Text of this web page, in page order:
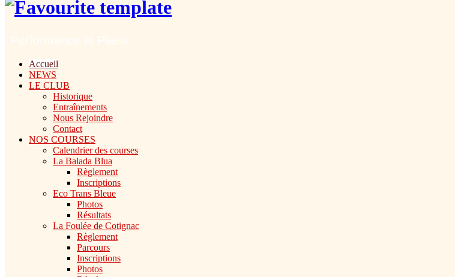
Accueil
NEWS
LE CLUB
Historique
Entraînements
Nous Rejoindre
Contact
NOS COURSES
Calendrier des courses
La Balada Blua
Règlement
Inscriptions
Eco Trans Bleue
Photos
Résultats
La Foulée de Cotignac
Règlement
Parcours
Inscriptions
Photos